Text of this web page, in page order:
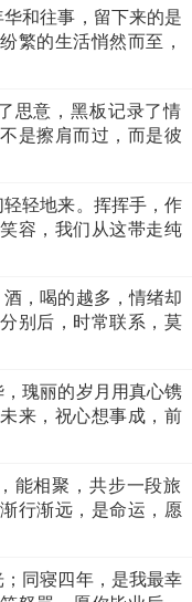
和往事，留下来的是
繁的生活悄然而至，
思意，黑板记录了情
是擦肩而过，而是彼
轻地来。挥挥手，作
容，我们从这帯走纯
，喝的越多，情绪却
别后，时常联系，莫
瑰丽的岁月用真心镌
来，祝心想事成，前
能相聚，共步一段旅
行渐远，是命运，愿
同寝四年，是我最幸